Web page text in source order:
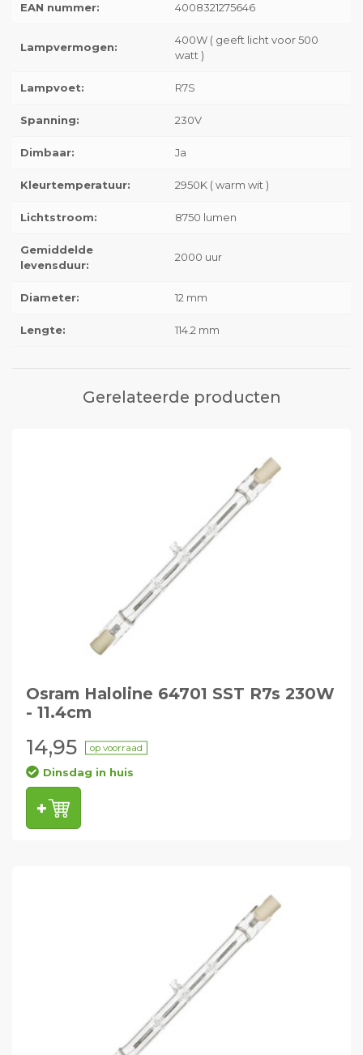
EAN nummer: 4008321275646
Lampvermogen:
400W ( geeft licht voor 500
watt )
Lampvoet: R7S
Spanning: 230V
Dimbaar: Ja
Kleurtemperatuur: 2950K ( warm wit )
Lichtstroom: 8750 lumen
Gemiddelde
levensduur:
2000 uur
Diameter: 12 mm
Lengte: 114.2 mm
Gerelateerde producten
Osram Haloline 64701 SST R7s 230W
- 11.4cm
14,95 op voorraad
Dinsdag in huis